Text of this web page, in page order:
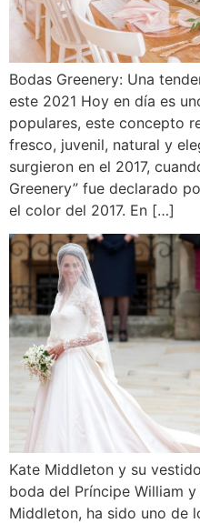
Bodas Greenery: Una
este 2021 Hoy en día es
populares, este concepto
fresco, juvenil, natural y
surgieron en el 2017,
Greenery” fue declarado
el color del 2017. En […]
Kate Middleton y su
boda del Príncipe William
Middleton, ha sido uno de